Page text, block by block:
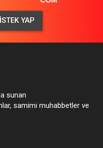
İSTEK YAP
sunan
samimi muhabbetler ve